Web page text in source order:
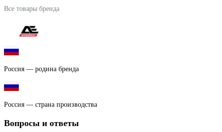
Все товары бренда
Россия — родина бренда
Россия — страна производства
Вопросы и ответы